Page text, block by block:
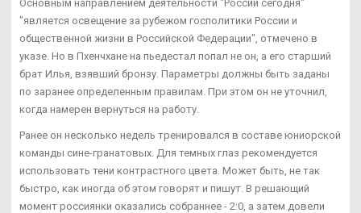
Основным направлением деятельности "России сегодня"
"является освещение за рубежом госполитики России и
общественной жизни в Российской Федерации", отмечено в
указе. Но в Пхенчхане на пьедестал попал не он, а его старший
брат Илья, взявший бронзу. Параметры должны быть заданы
по заранее определенным правилам. При этом он не уточнил,
когда намерен вернуться на работу.
Ранее он несколько недель тренировался в составе юниорской
команды сине-гранатовых. Для темных глаз рекомендуется
использовать тени контрастного цвета. Может быть, не так
быстро, как иногда об этом говорят и пишут. В решающий
момент россиянки оказались собраннее - 2:0, а затем довели